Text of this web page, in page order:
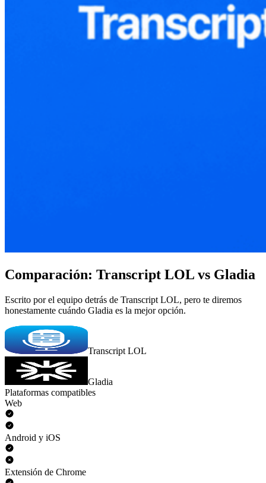
Comparación: Transcript LOL vs Gladia
Escrito por el equipo detrás de Transcript LOL, pero te diremos
honestamente cuándo Gladia es la mejor opción.
Transcript LOL
Gladia
Plataformas compatibles
Web
Android y iOS
Extensión de Chrome